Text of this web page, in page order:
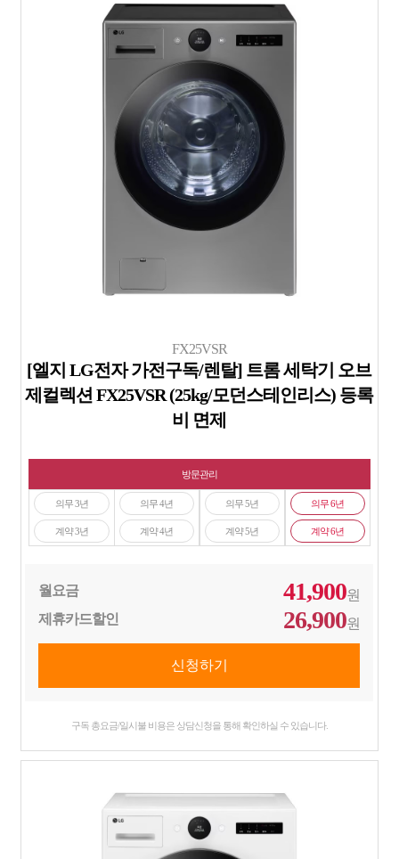
FX25VSR
[엘지 LG전자 가전구독/렌탈] 트롬 세탁기 오브
제컬렉션 FX25VSR (25kg/모던스테인리스) 등록
비 면제
방문관리
의무 3년
계약 3년
의무 4년
계약 4년
의무 5년
계약 5년
의무 6년
계약 6년
월요금 41,900원
제휴카드할인
26,900원
구독 총요금/일시불 비용은 상담신청을 통해 확인하실 수 있습니다.